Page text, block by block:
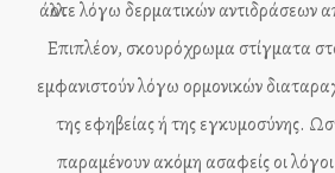
άλλοτε λόγω δερματικών αντιδράσεων
Επιπλέον, σκουρόχρωμα στίγματα
εμφανιστούν λόγω ορμονικών
της εφηβείας ή της εγκυμοσύνης.
παραμένουν ακόμη ασαφείς οι